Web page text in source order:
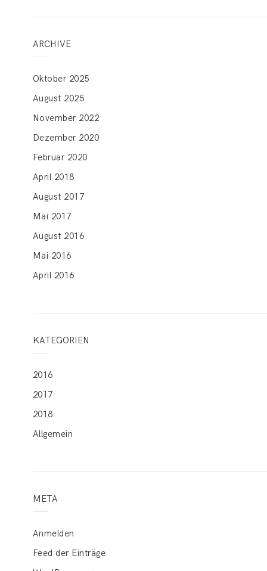
ARCHIVE
Oktober 2025
August 2025
November 2022
Dezember 2020
Februar 2020
April 2018
August 2017
Mai 2017
August 2016
Mai 2016
April 2016
KATEGORIEN
2016
2017
2018
Allgemein
META
Anmelden
Feed der Einträge